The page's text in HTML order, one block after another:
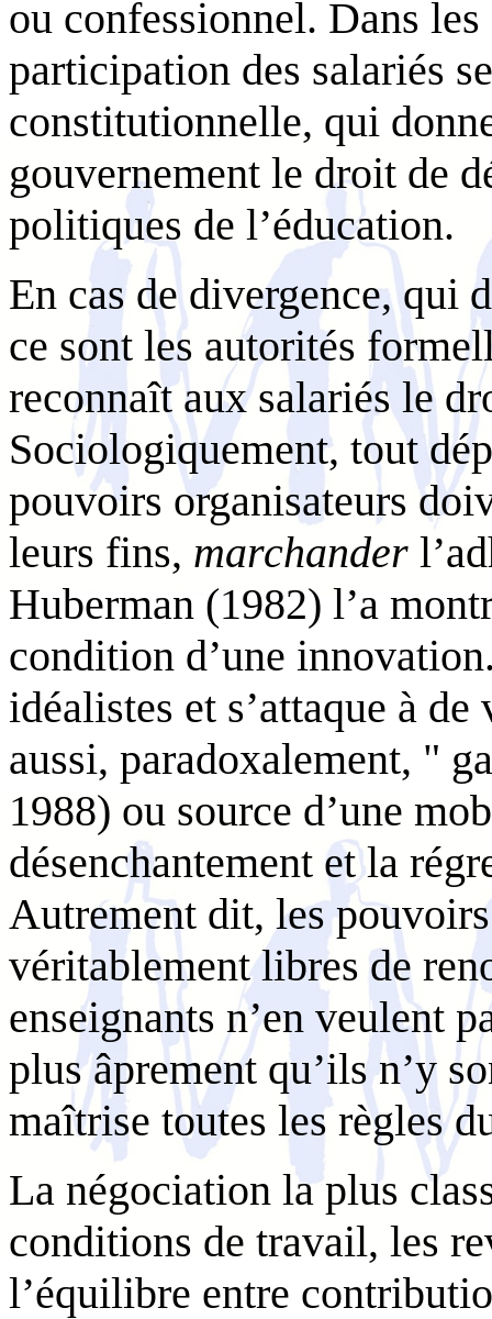
ou confessionnel. Dans
participation des salariés
constitutionnelle, qui
gouvernement le droit de
politiques de l’éducation.
En cas de divergence, qui
ce sont les autorités
reconnaît aux salariés le
Sociologiquement, tout
pouvoirs organisateurs
leurs fins, marchander
Huberman (1982) l’a
condition d’une
idéalistes et s’attaque à
aussi, paradoxalement, "
1988) ou source d’une
désenchantement et la
Autrement dit, les
véritablement libres de
enseignants n’en veulent
plus âprement qu’ils n’y
maîtrise toutes les règles
La négociation la plus
conditions de travail, les
l’équilibre entre